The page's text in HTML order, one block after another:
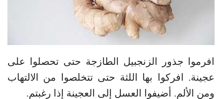
افرموا جذور الزنجبيل الطازجة حتى تحصلوا على
عجينة. افركوا بها اللثة حتى تتخلصوا من الالتهاب
ومن الألم. أضيفوا العسل إلى العجينة إذا رغبتم.